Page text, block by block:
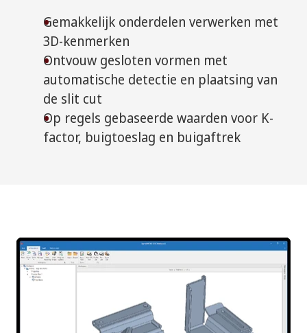
Gemakkelijk onderdelen verwerken met
3D-kenmerken
Ontvouw gesloten vormen met
automatische detectie en plaatsing van
de slit cut
Op regels gebaseerde waarden voor K-
factor, buigtoeslag en buigaftrek